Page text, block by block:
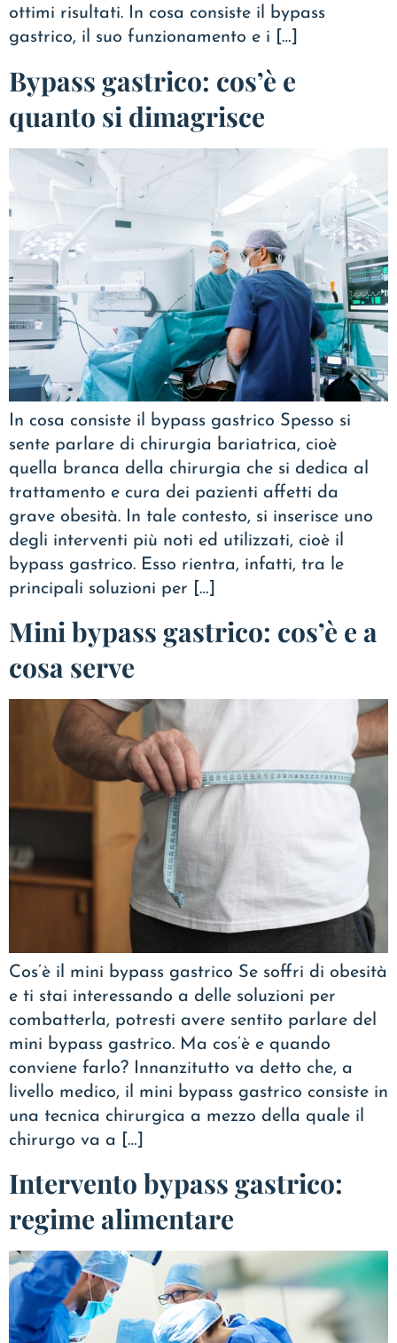
ottimi risultati. In cosa consiste il bypass
gastrico, il suo funzionamento e i […]
Bypass gastrico: cos’è e
quanto si dimagrisce
In cosa consiste il bypass gastrico Spesso si
sente parlare di chirurgia bariatrica, cioè
quella branca della chirurgia che si dedica al
trattamento e cura dei pazienti affetti da
grave obesità. In tale contesto, si inserisce uno
degli interventi più noti ed utilizzati, cioè il
bypass gastrico. Esso rientra, infatti, tra le
principali soluzioni per […]
Mini bypass gastrico: cos’è e a
cosa serve
Cos’è il mini bypass gastrico Se soffri di obesità
e ti stai interessando a delle soluzioni per
combatterla, potresti avere sentito parlare del
mini bypass gastrico. Ma cos’è e quando
conviene farlo? Innanzitutto va detto che, a
livello medico, il mini bypass gastrico consiste in
una tecnica chirurgica a mezzo della quale il
chirurgo va a […]
Intervento bypass gastrico:
regime alimentare